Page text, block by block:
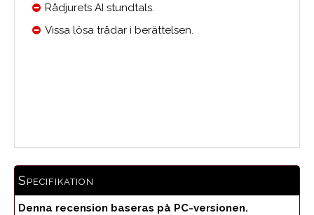
Rådjurets AI stundtals.
Vissa lösa trådar i berättelsen.
Specifikation
Denna recension baseras på PC-versionen.